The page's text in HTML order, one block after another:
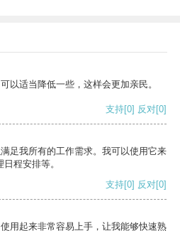
以适当降低一些，这样会更加亲民。
支持[0] 反对[0]
足我所有的工作需求。我可以使用它来
程安排等。
支持[0] 反对[0]
用起来非常容易上手，让我能够快速熟